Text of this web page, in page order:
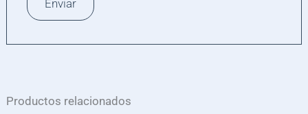
Productos relacionados